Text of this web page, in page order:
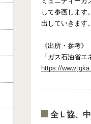
して参画します
出していきます
《出所・参考》
「ガス石油省
https://
全Ｌ協、